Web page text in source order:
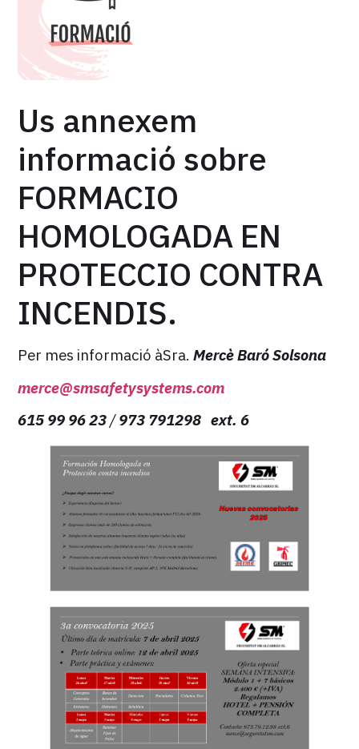
Us annexem
informació sobre
FORMACIO
HOMOLOGADA EN
PROTECCIO CONTRA
INCENDIS.
Per mes informació àSra.Mercè Baró Solsona
merce@smsafetysystems.com
615 99 96 23/973 791298 ext. 6